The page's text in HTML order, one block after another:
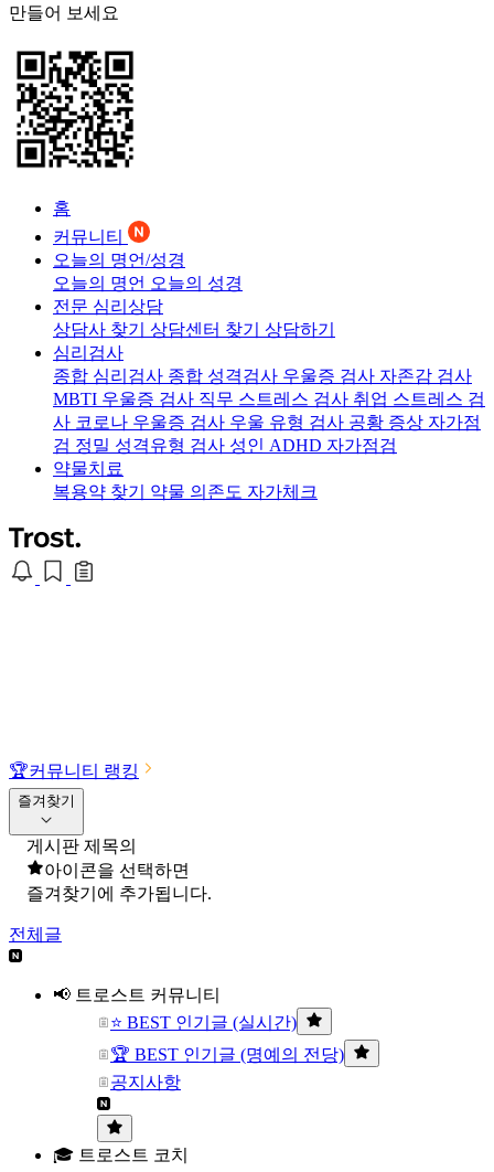
만들어 보세요
홈
커뮤니티
오늘의 명언/성경
오늘의 명언 오늘의 성경
전문 심리상담
상담사 찾기 상담센터 찾기 상담하기
심리검사
종합 심리검사 종합 성격검사 우울증 검사 자존감 검사
MBTI 우울증 검사 직무 스트레스 검사 취업 스트레스 검
사 코로나 우울증 검사 우울 유형 검사 공황 증상 자가점
검 정밀 성격유형 검사 성인 ADHD 자가점검
약물치료
복용약 찾기 약물 의존도 자가체크
🏆커뮤니티 랭킹
즐겨찾기
게시판 제목의
아이콘을 선택하면
즐겨찾기에 추가됩니다.
전체글
📢 트로스트 커뮤니티
⭐ BEST 인기글 (실시간)
🏆 BEST 인기글 (명예의 전당)
공지사항
🎓 트로스트 코치